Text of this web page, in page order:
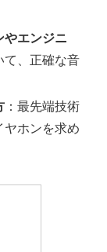
やエンジニ
て、正確な音
：最先端技術
ヤホンを求め